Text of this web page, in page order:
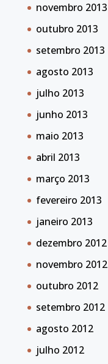
novembro 2013
outubro 2013
setembro 2013
agosto 2013
julho 2013
junho 2013
maio 2013
abril 2013
março 2013
fevereiro 2013
janeiro 2013
dezembro 2012
novembro 2012
outubro 2012
setembro 2012
agosto 2012
julho 2012